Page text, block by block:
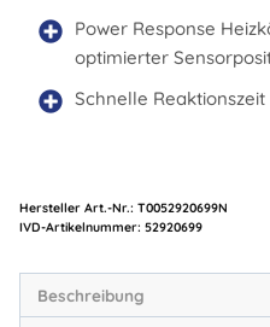
Power Response
optimierter
Schnelle Reaktionszeit
Hersteller Art.-Nr.: T0052920699N
Artikelnummer: 52920699
Beschreibung